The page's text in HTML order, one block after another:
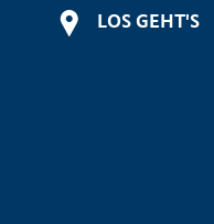
LOS GEHT'S